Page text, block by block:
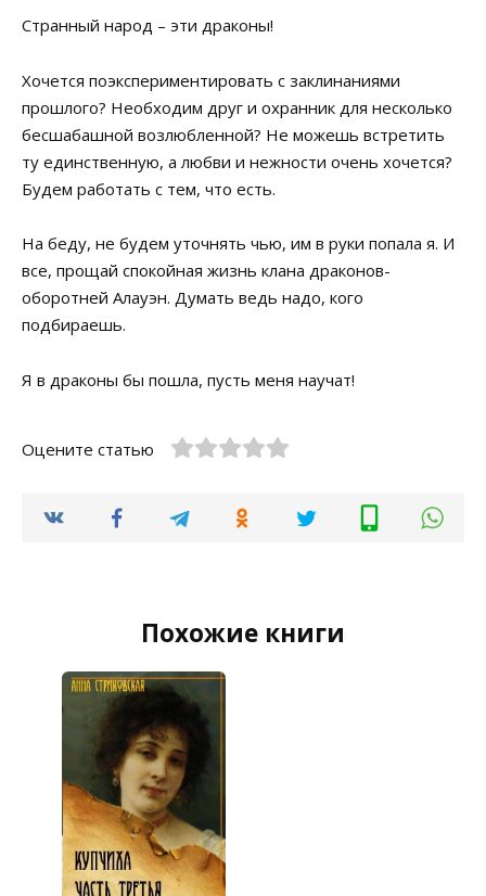
Странный народ – эти драконы!
Хочется поэкспериментировать с заклинаниями
прошлого? Необходим друг и охранник для несколько
бесшабашной возлюбленной? Не можешь встретить
ту единственную, а любви и нежности очень хочется?
Будем работать с тем, что есть.
На беду, не будем уточнять чью, им в руки попала я. И
все, прощай спокойная жизнь клана драконов-
оборотней Алауэн. Думать ведь надо, кого
подбираешь.
Я в драконы бы пошла, пусть меня научат!
Оцените статью
Похожие книги